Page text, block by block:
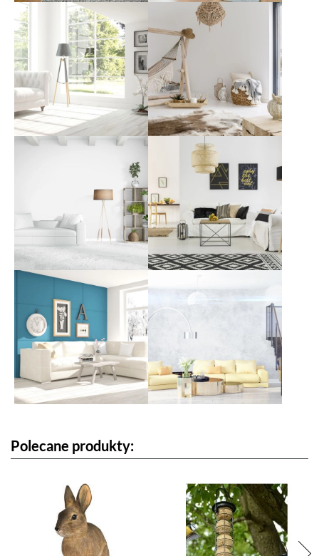
Polecane produkty: